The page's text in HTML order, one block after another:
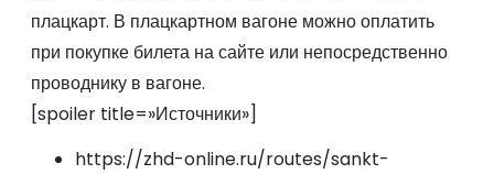
плацкарт. В плацкартном вагоне можно оплатить
при покупке билета на сайте или непосредственно
проводнику в вагоне.
[spoiler title=»Источники»]
https://zhd-online.ru/routes/sankt-